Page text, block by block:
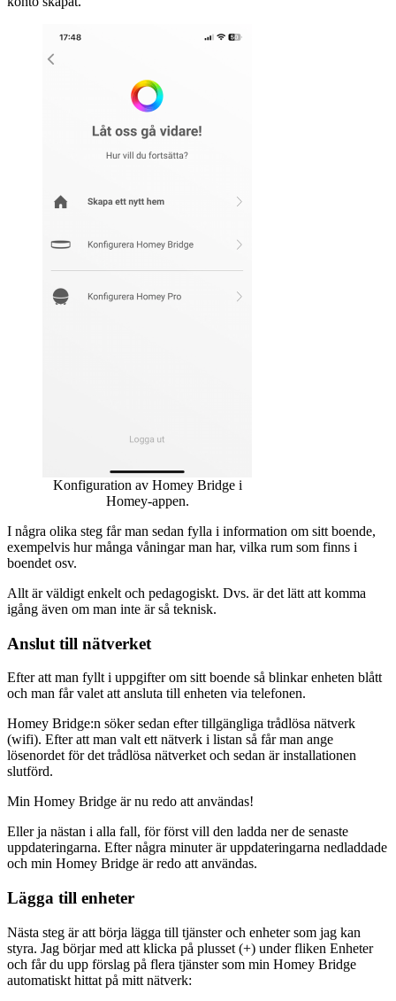
Konfiguration av Homey Bridge i
Homey-appen.
I några olika steg får man sedan fylla i information om sitt boende,
exempelvis hur många våningar man har, vilka rum som finns i
boendet osv.
Allt är väldigt enkelt och pedagogiskt. Dvs. är det lätt att komma
igång även om man inte är så teknisk.
Anslut till nätverket
Efter att man fyllt i uppgifter om sitt boende så blinkar enheten blått
och man får valet att ansluta till enheten via telefonen.
Homey Bridge:n söker sedan efter tillgängliga trådlösa nätverk
(wifi). Efter att man valt ett nätverk i listan så får man ange
lösenordet för det trådlösa nätverket och sedan är installationen
slutförd.
Min Homey Bridge är nu redo att användas!
Eller ja nästan i alla fall, för först vill den ladda ner de senaste
uppdateringarna. Efter några minuter är uppdateringarna nedladdade
och min Homey Bridge är redo att användas.
Lägga till enheter
Nästa steg är att börja lägga till tjänster och enheter som jag kan
styra. Jag börjar med att klicka på plusset (+) under fliken Enheter
och får du upp förslag på flera tjänster som min Homey Bridge
automatiskt hittat på mitt nätverk: